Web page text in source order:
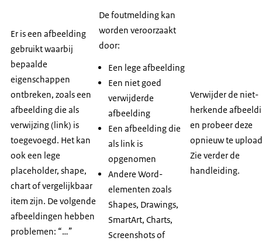
Er is een afbeelding
gebruikt waarbij
bepaalde
eigenschappen
ontbreken, zoals een
afbeelding die als
verwijzing (link) is
toegevoegd. Het kan
ook een lege
placeholder, shape,
chart of vergelijkbaar
item zijn. De volgende
afbeeldingen hebben
problemen: “…”
De foutmelding kan
worden veroorzaakt
door:
Een lege afbeelding
Een niet goed
verwijderde
afbeelding
Een afbeelding die
als link is
opgenomen
Andere Word-
elementen zoals
Shapes, Drawings,
SmartArt, Charts,
Screenshots of
Verwijder de niet-
herkende
en probeer deze
opnieuw te
Zie verder de
handleiding.